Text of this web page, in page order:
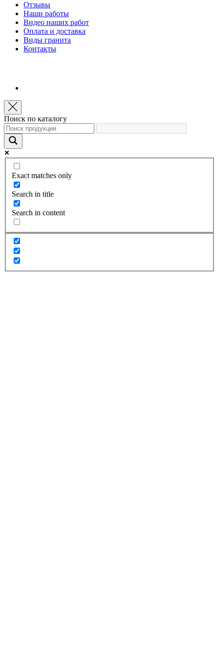
Отзывы
Наши работы
Видео наших работ
Оплата и доставка
Виды гранита
Контакты
Поиск по каталогу
Exact matches only
Search in title
Search in content